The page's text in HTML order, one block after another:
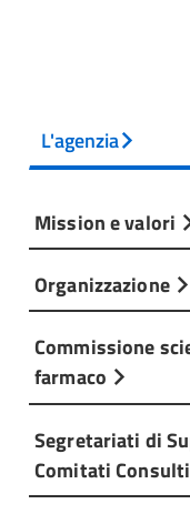
L'agenzia
Mission e valori
Organizzazione
Commissione
farmaco
Segretariati di
Comitati